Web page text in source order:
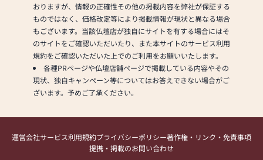
おりますが、情報の正確性その他の掲載内容を弊社が保証する
ものではなく、価格改定等により掲載情報が現状と異なる場合
もございます。当該仏壇店が独自にサイトを有する場合にはそ
のサイトをご確認いただいたり、また本サイトのサービス利用
規約をご確認いただいた上でのご利用をお願いいたします。
各種PRページや仏壇店舗ページで掲載している内容やその
現状、独自キャンペーン等についてはお答えできない場合がご
ざいます。予めご了承ください。
運営会社サービス利用規約プライバシーポリシー著作権・リンク・免責事項
提携・掲載のお問い合わせ